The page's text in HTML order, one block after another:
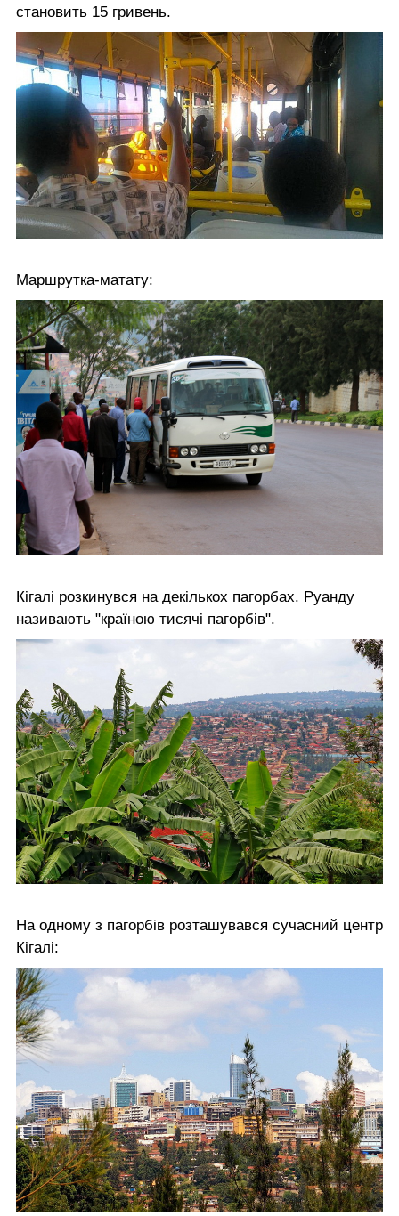
становить 15 гривень.
Маршрутка-матату:
Кігалі розкинувся на декількох пагорбах. Руанду
називають "країною тисячі пагорбів".
На одному з пагорбів розташувався сучасний центр
Кігалі: